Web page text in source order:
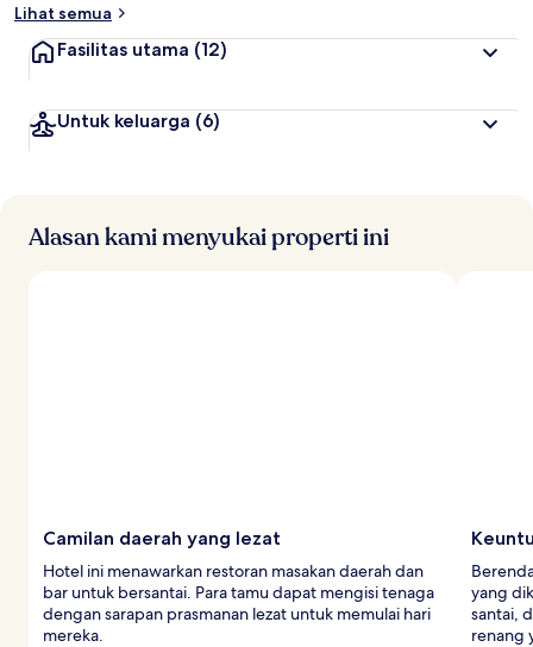
Lihat semua
Fasilitas utama (12)
Untuk keluarga (6)
Alasan kami menyukai properti ini
Camilan daerah yang lezat
Hotel ini menawarkan restoran masakan daerah dan
bar untuk bersantai. Para tamu dapat mengisi tenaga
dengan sarapan prasmanan lezat untuk memulai hari
mereka.
yang
santai,
renang